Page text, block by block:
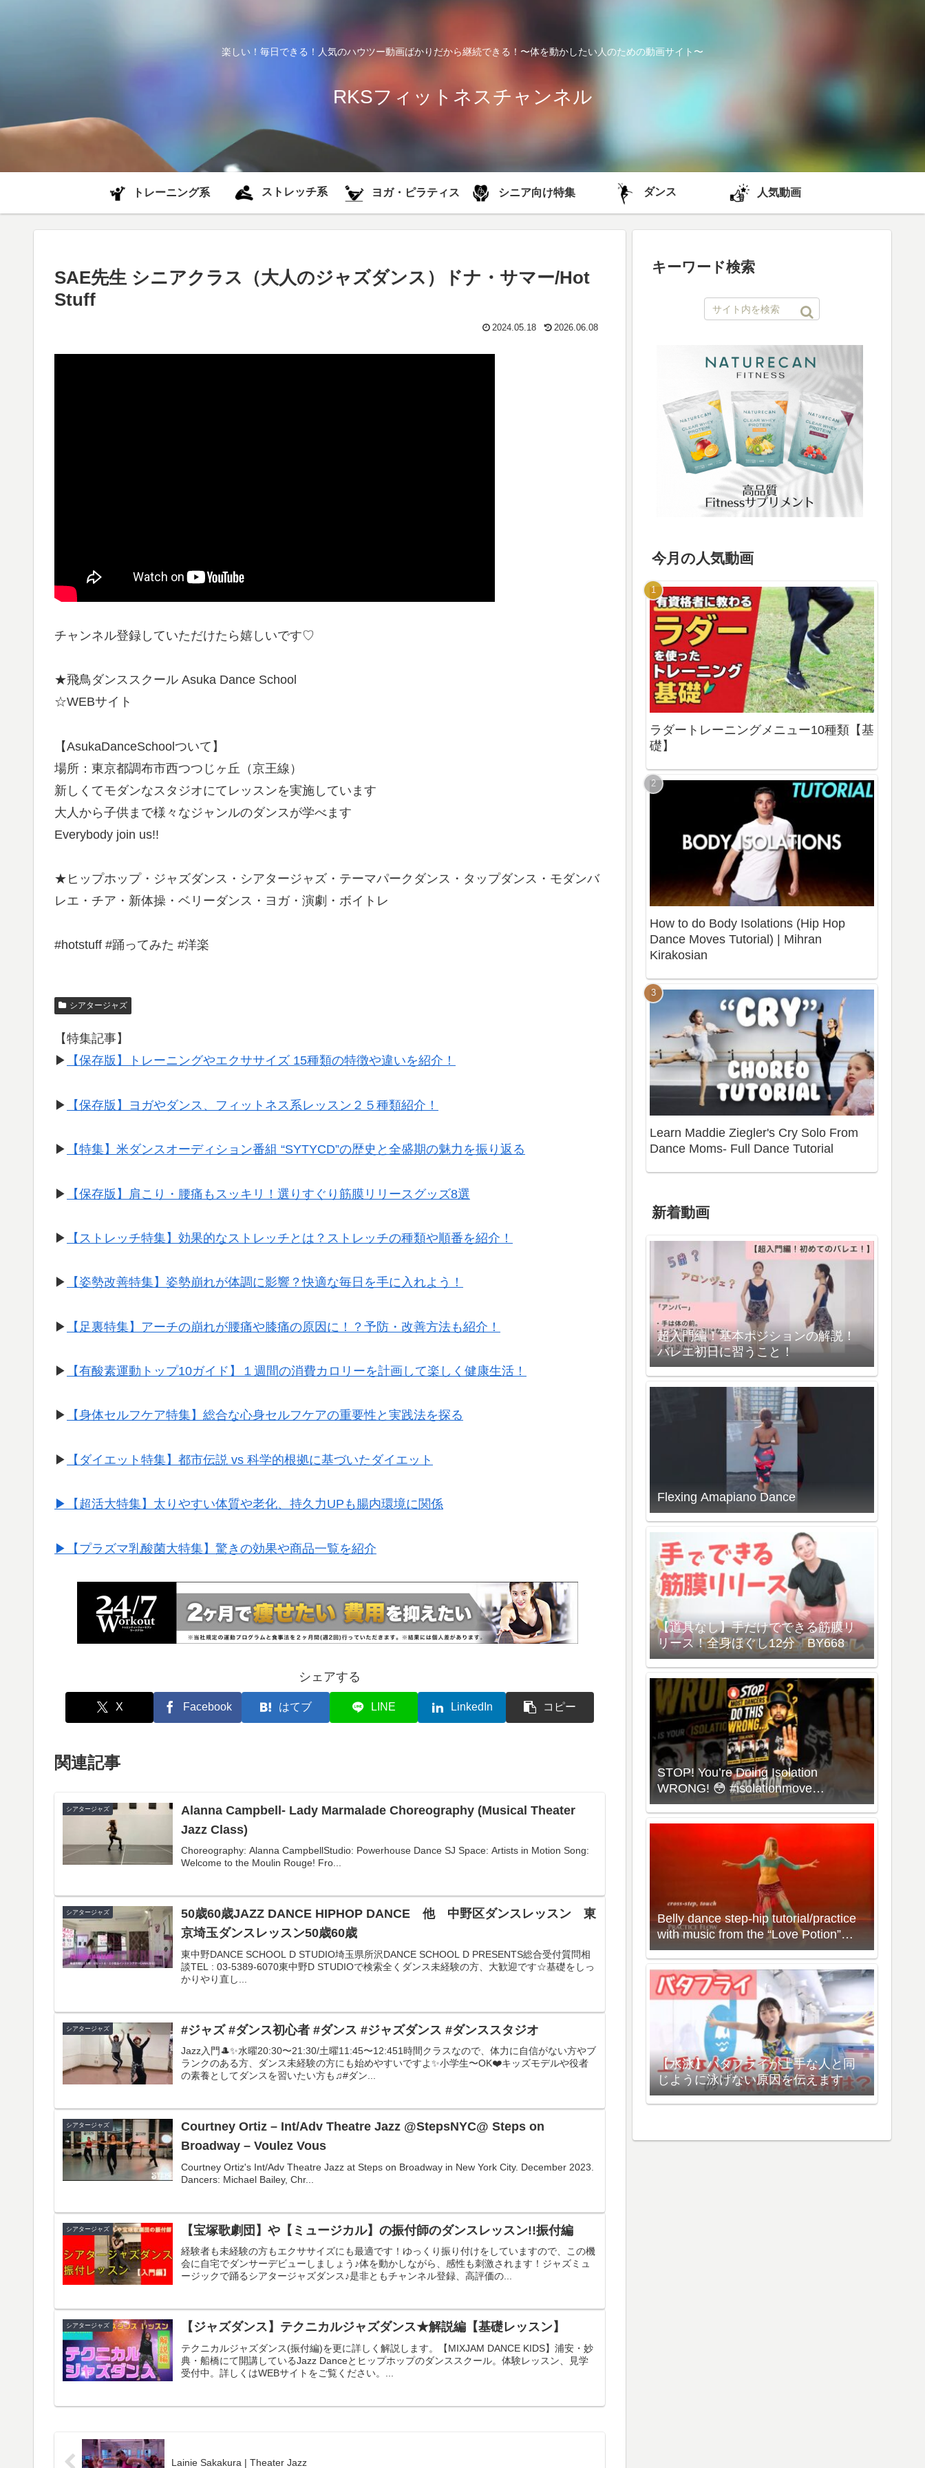
楽しい！毎日できる！人気のハウツー動画ばかりだから継続できる！〜体を動かしたい人のための動画サイト〜
RKSフィットネスチャンネル
トレーニング系 ストレッチ系 ヨガ・ピラティス シニア向け特集 ダンス 人気動画
SAE先生 シニアクラス（大人のジャズダンス）ドナ・サマー/Hot
Stuff
2024.05.18 2026.06.08
チャンネル登録していただけたら嬉しいです♡
★飛鳥ダンススクール Asuka Dance School
☆WEBサイト
【AsukaDanceSchoolついて】
場所：東京都調布市西つつじヶ丘（京王線）
新しくてモダンなスタジオにてレッスンを実施しています
大人から子供まで様々なジャンルのダンスが学べます
Everybody join us!!
★ヒップホップ・ジャズダンス・シアタージャズ・テーマパークダンス・タップダンス・モダンバ
レエ・チア・新体操・ベリーダンス・ヨガ・演劇・ボイトレ
#hotstuff #踊ってみた #洋楽
シアタージャズ
【特集記事】
▶︎
【保存版】トレーニングやエクササイズ 15種類の特徴や違いを紹介！
▶︎ 【保存版】ヨガやダンス、フィットネス系レッスン２５種類紹介！
▶︎ 【特集】米ダンスオーディション番組 “SYTYCD”の歴史と全盛期の魅力を振り返る
▶︎ 【保存版】肩こり・腰痛もスッキリ！選りすぐり筋膜リリースグッズ8選
▶︎ 【ストレッチ特集】効果的なストレッチとは？ストレッチの種類や順番を紹介！
▶︎ 【姿勢改善特集】姿勢崩れが体調に影響？快適な毎日を手に入れよう！
▶︎ 【足裏特集】アーチの崩れが腰痛や膝痛の原因に！？予防・改善方法も紹介！
▶︎ 【有酸素運動トップ10ガイド】１週間の消費カロリーを計画して楽しく健康生活！
▶︎ 【身体セルフケア特集】総合な心身セルフケアの重要性と実践法を探る
▶︎ 【ダイエット特集】都市伝説 vs 科学的根拠に基づいたダイエット
▶︎【超活大特集】太りやすい体質や老化、持久力UPも腸内環境に関係
▶︎【プラズマ乳酸菌大特集】驚きの効果や商品一覧を紹介
シェアする
X Facebook はてブ LINE LinkedIn コピー
関連記事
シアタージャズ
Alanna Campbell- Lady Marmalade Choreography (Musical Theater
Jazz Class)
Choreography: Alanna CampbellStudio: Powerhouse Dance SJ Space: Artists in Motion Song:
Welcome to the Moulin Rouge! Fro...
シアタージャズ
50歳60歳JAZZ DANCE HIPHOP DANCE 他 中野区ダンスレッスン 東
京埼玉ダンスレッスン50歳60歳
東中野DANCE SCHOOL D STUDIO埼玉県所沢DANCE SCHOOL D PRESENTS総合受付質問相
談TEL : 03-5389-6070東中野D STUDIOで検索全くダンス未経験の方、大歓迎です☆基礎をしっ
かりやり直し...
シアタージャズ #ジャズ #ダンス初心者 #ダンス #ジャズダンス #ダンススタジオ
Jazz入門🎩✨水曜20:30〜21:30/土曜11:45〜12:451時間クラスなので、体力に自信がない方やブ
ランクのある方、ダンス未経験の方にも始めやすいですよ✨小学生〜OK❤️キッズモデルや役者
の素養としてダンスを習いたい方も♫#ダン...
シアタージャズ
Courtney Ortiz – Int/Adv Theatre Jazz @StepsNYC@ Steps on
Broadway – Voulez Vous
Courtney Ortiz's Int/Adv Theatre Jazz at Steps on Broadway in New York City. December 2023.
Dancers: Michael Bailey, Chr...
シアタージャズ 【宝塚歌劇団】や【ミュージカル】の振付師のダンスレッスン!!振付編
経験者も未経験の方もエクササイズにも最適です！ゆっくり振り付けをしていますので、この機
会に自宅でダンサーデビューしましょう♪体を動かしながら、感性も刺激されます！ジャズミュ
ージックで踊るシアタージャズダンス♪是非ともチャンネル登録、高評価の...
シアタージャズ 【ジャズダンス】テクニカルジャズダンス★解説編【基礎レッスン】
テクニカルジャズダンス(振付編)を更に詳しく解説します。【MIXJAM DANCE KIDS】浦安・妙
典・船橋にて開講しているJazz Danceとヒップホップのダンススクール。体験レッスン、見学
受付中。詳しくはWEBサイトをご覧ください。...
Lainie Sakakura | Theater Jazz
キーワード検索
今月の人気動画
ラダートレーニングメニュー10種類【基
礎】
How to do Body Isolations (Hip Hop
Dance Moves Tutorial) | Mihran
Kirakosian
Learn Maddie Ziegler's Cry Solo From
Dance Moms- Full Dance Tutorial
新着動画
超入門編！基本ポジションの解説！
バレエ初日に習うこと！
Flexing Amapiano Dance
【道具なし】手だけでできる筋膜リ
リース！全身ほぐし12分 BY668
STOP! You’re Doing Isolation
WRONG! 😳 #isolationmove
#animationdance #poppingdance
#roboticsdance
Belly dance step-hip tutorial/practice
with music from the “Love Potion”
Workout with Neon
【水泳】バタフライが上手な人と同
じように泳げない原因を伝えます